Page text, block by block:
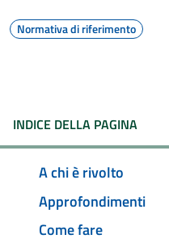
Normativa di riferimento
INDICE DELLA PAGINA
A chi è rivolto
Approfondimenti
Come fare